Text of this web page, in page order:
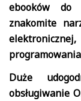
ebooków
znakomite
Duże
obsługiwanie